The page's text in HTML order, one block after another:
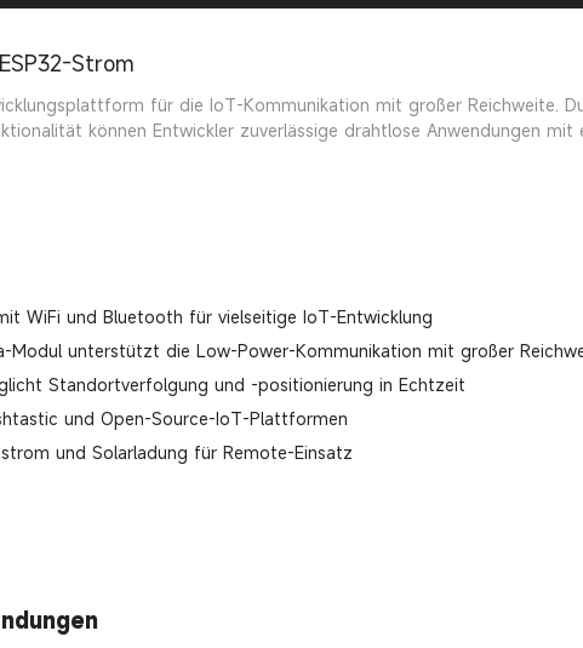
Strom
für die IoT-Kommunikation mit großer Reichweite.
können Entwickler zuverlässige drahtlose Anwendungen
WiFi und Bluetooth für vielseitige IoT-Entwicklung
Modul unterstützt die Low-Power-Kommunikation mit großer
Standortverfolgung und -positionierung in Echtzeit
und Open-Source-IoT-Plattformen
und Solarladung für Remote-Einsatz